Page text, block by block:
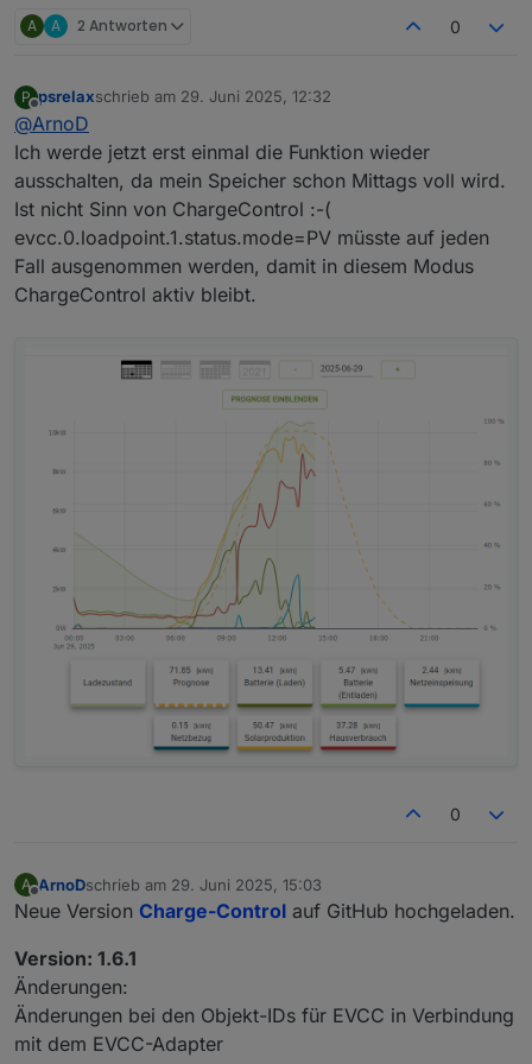
Instanz eintragen zu können:
PASSUNGEN.10_ScriptTibber_Path
Batterie-Training aktiv ist.
Neue Objekt-ID
0_userdata.0.Charge_Control.USER_ANPASS
UNGEN.10_Discharge_Start_Power, um die
untere Entladeschwelle in Watt (E3DC)
festzulegen. Dieser Wert wird dann vom Skript als
Kleinere Optimierungen am Code und an der
Laderegelung durchgeführt.
A A 2 Antworten 0
P
Offline
psrelaxschrieb am 29. Juni 2025, 12:32
zuletzt editiert von
@ArnoD
Ich werde jetzt erst einmal die Funktion wieder
ausschalten, da mein Speicher schon Mittags voll wird.
Ist nicht Sinn von ChargeControl :-(
evcc.0.loadpoint.1.status.mode=PV müsste auf jeden
Fall ausgenommen werden, damit in diesem Modus
ChargeControl aktiv bleibt.
0
A
Offline
ArnoDschrieb am 29. Juni 2025, 15:03
zuletzt editiert von
Neue Version Charge-Control auf GitHub hochgeladen.
Version: 1.6.1
Änderungen:
Änderungen bei den Objekt-IDs für EVCC in Verbindung
mit dem EVCC-Adapter